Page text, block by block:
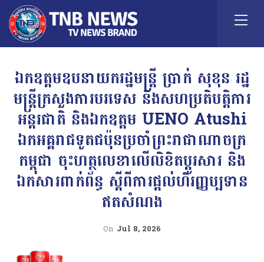
ឯកឧត្តមឧបនាយករដ្ឋមន្ត្រី ប្រាក់ សុខុន រដ្ឋ
មន្ត្រីក្រសួងការបរទេស និងសហប្រតិបត្តិការ
អន្តរជាតិ និងឯកឧត្តម UENO Atushi
ឯកអគ្គរាជទូតជប៉ុនប្រចាំព្រះរាជាណាចក្រ
កម្ពុជា ចុះហត្ថលេខាលើលិខិតប្តូរសារ និង
ឯកសារពាក់ព័ន្ធ ស្តីពីការផ្តល់ហិរញ្ញប្បទាន
ឥតសំណង
On Jul 8, 2026